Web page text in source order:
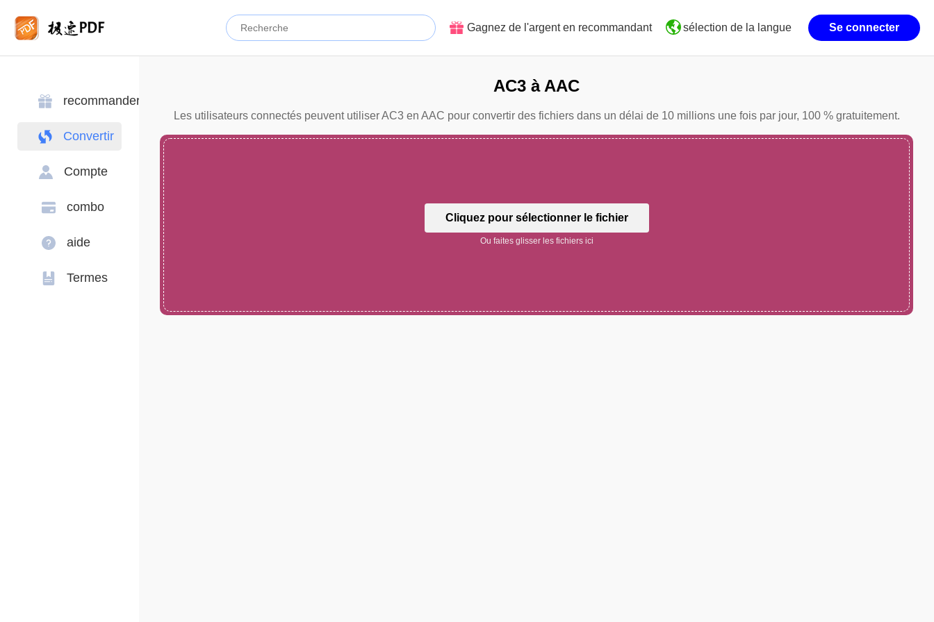
Gagnez de l'argent en recommandant sélection de la langue Se connecter
recommander
Convertir
Compte
combo
aide
Termes
AC3 à AAC
Les utilisateurs connectés peuvent utiliser AC3 en AAC pour convertir des fichiers dans un délai de 10 millions une fois par jour, 100 % gratuitement.
Cliquez pour sélectionner le fichier
Ou faites glisser les fichiers ici